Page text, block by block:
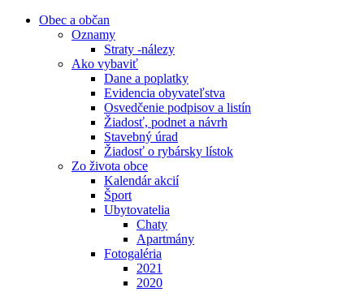
Obec a občan
Oznamy
Straty -nálezy
Ako vybaviť
Dane a poplatky
Evidencia obyvateľstva
Osvedčenie podpisov a listín
Žiadosť, podnet a návrh
Stavebný úrad
Žiadosť o rybársky lístok
Zo života obce
Kalendár akcií
Šport
Ubytovatelia
Chaty
Apartmány
Fotogaléria
2021
2020